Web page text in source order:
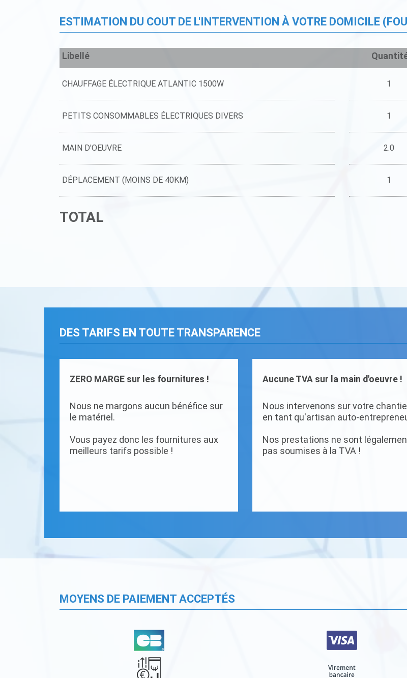
ESTIMATION DU COUT DE L'INTERVENTION À VOTRE DOMICILE
Libellé
CHAUFFAGE ÉLECTRIQUE ATLANTIC 1500W 1
PETITS CONSOMMABLES ÉLECTRIQUES DIVERS 1
MAIN D'OEUVRE 2.0
DÉPLACEMENT (MOINS DE 40KM) 1
TOTAL
DES TARIFS EN TOUTE TRANSPARENCE
ZERO MARGE sur les fournitures !
Nous ne margons aucun bénéfice sur
le matériel.
Vous payez donc les fournitures aux
meilleurs tarifs possible !
Aucune TVA sur la main d'oeuvre !
Nous intervenons sur votre
en tant qu'artisan auto-
Nos prestations ne sont
pas soumises à la TVA !
MOYENS DE PAIEMENT ACCEPTÉS